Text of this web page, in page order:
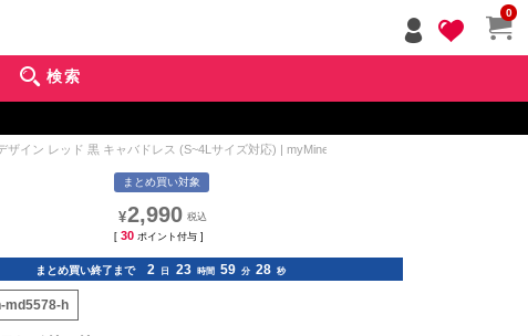
0
検索
イン レッド 黒 キャバドレス (S~4Lサイズ対応) | myMinette/マイミネット
まとめ買い対象
¥2,990
[ 30 ポイント付与 ]
まとめ買い終了まで 2 日 23 時間 59 分 26 秒
md5578-h
ジト
ップ